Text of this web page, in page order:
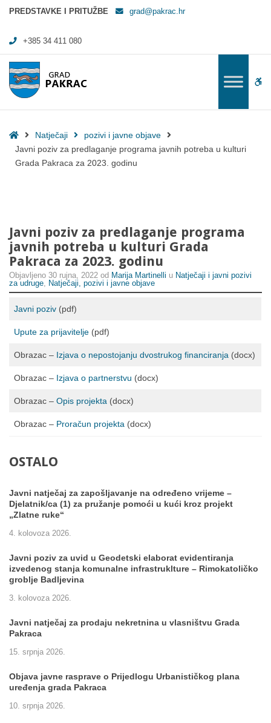
Javni poziv za predlaganje programa javnih potreba u kulturi Grada
PREDSTAVKE I PRITUŽBE grad@pakrac.hr
+385 34 411 080
HomeNatječaji
pozivi i javne objave
Javni poziv za predlaganje programa javnih potreba u kulturi
Grada Pakraca za 2023. godinu
Javni poziv za predlaganje programa
javnih potreba u kulturi Grada
Pakraca za 2023. godinu
Objavljeno 30 rujna, 2022 od Marija Martinelli u Natječaji i javni pozivi
za udruge, Natječaji, pozivi i javne objave
Javni poziv (pdf)
Upute za prijavitelje (pdf)
Obrazac – Izjava o nepostojanju dvostrukog financiranja (docx)
Obrazac – Izjava o partnerstvu (docx)
Obrazac – Opis projekta (docx)
Obrazac – Proračun projekta (docx)
OSTALO
Javni natječaj za zapošljavanje na određeno vrijeme –
Djelatnik/ca (1) za pružanje pomoći u kući kroz projekt
„Zlatne ruke“
4. kolovoza 2026.
Javni poziv za uvid u Geodetski elaborat evidentiranja
izvedenog stanja komunalne infrastruklture – Rimokatoličko
groblje Badljevina
3. kolovoza 2026.
Javni natječaj za prodaju nekretnina u vlasništvu Grada
Pakraca
15. srpnja 2026.
Objava javne rasprave o Prijedlogu Urbanističkog plana
uređenja grada Pakraca
10. srpnja 2026.